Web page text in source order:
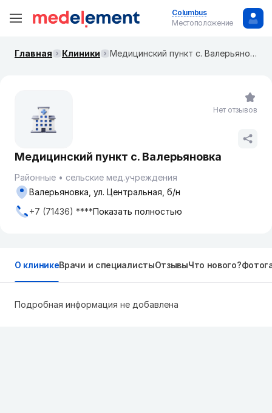
Columbus
Местоположение
Главная Клиники Медицинский пункт с. Валерьяновка
Медицинский пункт с. Валерьяновка
Районные
сельские мед.учреждения
Валерьяновка, ул. Центральная, б/н
+7 (71436) ****Показать полностью
Нет отзывов
О клиникеВрачи и специалистыОтзывыЧто нового?
Подробная информация не добавлена